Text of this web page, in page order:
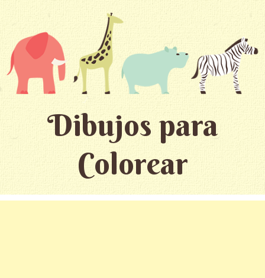
Dibujos para
Colorear